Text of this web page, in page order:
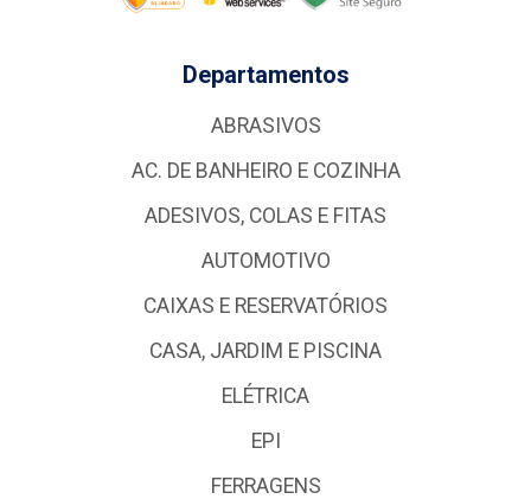
Departamentos
ABRASIVOS
AC. DE BANHEIRO E COZINHA
ADESIVOS, COLAS E FITAS
AUTOMOTIVO
CAIXAS E RESERVATÓRIOS
CASA, JARDIM E PISCINA
ELÉTRICA
EPI
FERRAGENS